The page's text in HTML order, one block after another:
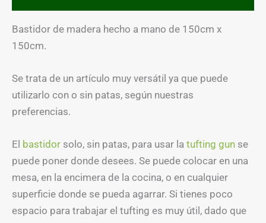
Bastidor de madera hecho a mano de 150cm x
150cm.
Se trata de un artículo muy versátil ya que puede
utilizarlo con o sin patas, según nuestras
preferencias.
El bastidor solo, sin patas, para usar la tufting gun se
puede poner donde desees. Se puede colocar en una
mesa, en la encimera de la cocina, o en cualquier
superficie donde se pueda agarrar. Si tienes poco
espacio para trabajar el tufting es muy útil, dado que